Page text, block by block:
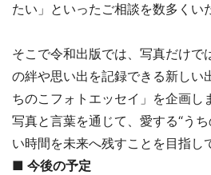
たい」といったご相談を数多くい
そこで令和出版では、写真だけで
の絆や思い出を記録できる新しい
ちのこフォトエッセイ」を企画し
写真と言葉を通じて、愛する“う
い時間を未来へ残すことを目指し
■ 今後の予定